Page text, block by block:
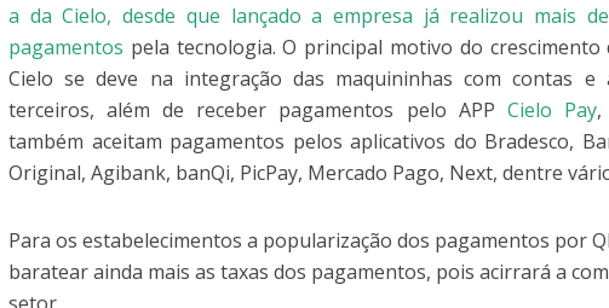
a da Cielo, desde que lançado a empresa já realizou mais
pagamentos pela tecnologia. O principal motivo do crescimento
Cielo se deve na integração das maquininhas com contas e
terceiros, além de receber pagamentos pelo APP Cielo Pay,
também aceitam pagamentos pelos aplicativos do Bradesco,
Original, Agibank, banQi, PicPay, Mercado Pago, Next, dentre
Para os estabelecimentos a popularização dos pagamentos por
baratear ainda mais as taxas dos pagamentos, pois acirrará a